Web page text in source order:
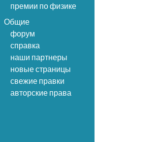
премии по физике
Общие
форум
справка
наши партнеры
новые страницы
свежие правки
авторские права